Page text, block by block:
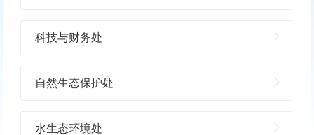
科技与财务处
自然生态保护处
水生态环境处